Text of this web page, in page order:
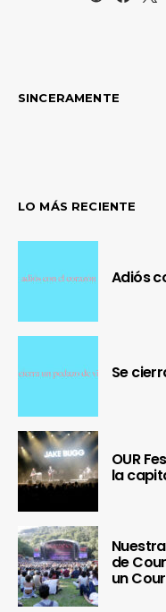
SINCERAMENTE
LO MÁS RECIENTE
Adiós
Se
OUR
la
de
un